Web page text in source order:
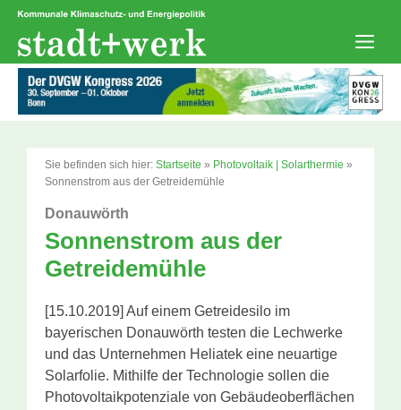
Zum
springen
Sie befinden sich hier: Startseite » Photovoltaik | Solarthermie »
Sonnenstrom aus der Getreidemühle
Donauwörth
Sonnenstrom aus der
Getreidemühle
[15.10.2019] Auf einem Getreidesilo im
bayerischen Donauwörth testen die Lechwerke
und das Unternehmen Heliatek eine neuartige
Solarfolie. Mithilfe der Technologie sollen die
Photovoltaikpotenziale von Gebäudeoberflächen